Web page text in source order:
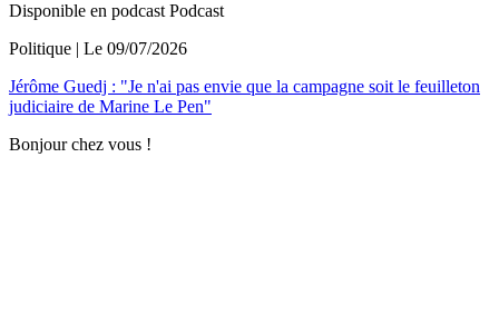
Disponible en podcast Podcast
Politique | Le 09/07/2026
Jérôme Guedj : "Je n'ai pas envie que la campagne soit le feuilleton
judiciaire de Marine Le Pen"
Bonjour chez vous !